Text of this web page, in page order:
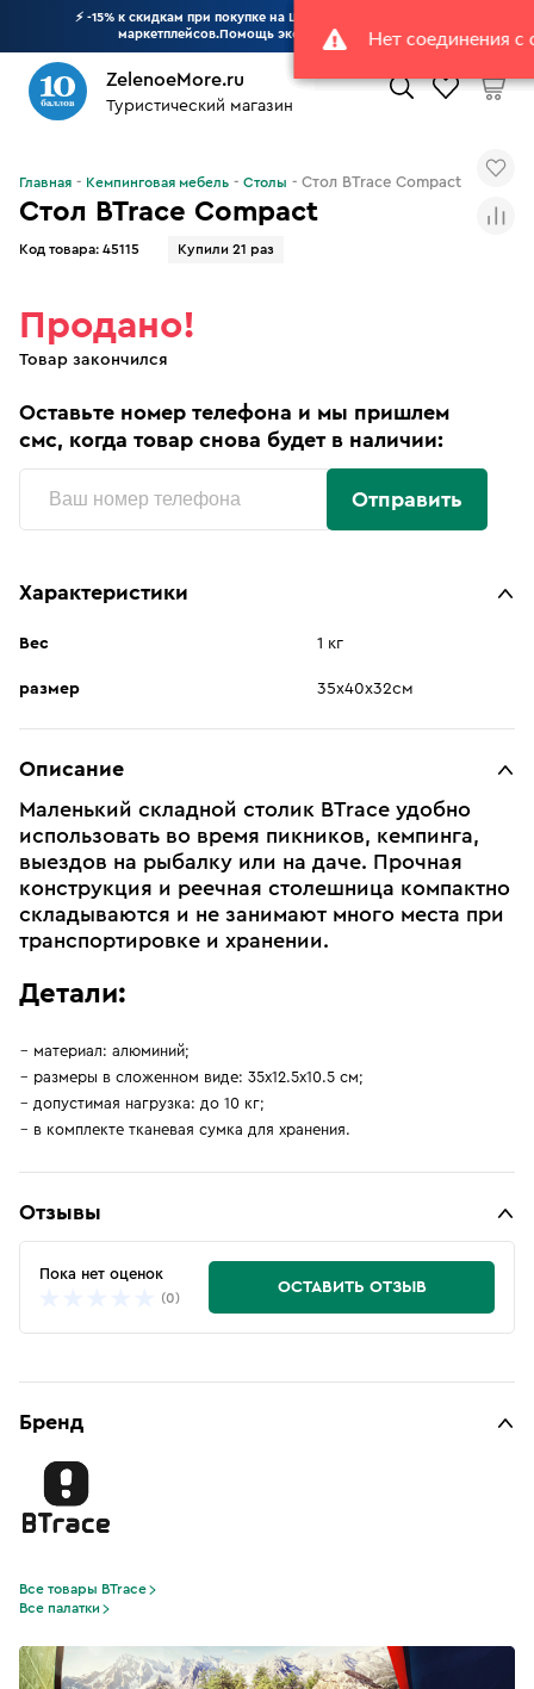
⚡ -15% к скидкам при покупке на Шаболовке 23. Цены ниже
маркетплейсов.Помощь эксперта в выборе>>
ZelenoeMore.ru
Туристический магазин
Стол BTrace Compact
Код товара: 45115 Купили 21 раз
Главная Кемпинговая мебель Столы Стол BTrace Compact
Продано!
Товар закончился
Оставьте номер телефона и мы пришлем
смс, когда товар снова будет в наличии:
Отправить
Характеристики
Вес 1 кг
размер 35х40х32см
Описание
Маленький складной столик BTrace удобно
использовать во время пикников, кемпинга,
выездов на рыбалку или на даче. Прочная
конструкция и реечная столешница компактно
складываются и не занимают много места при
транспортировке и хранении.
Детали:
материал: алюминий;
размеры в сложенном виде: 35х12.5х10.5 см;
допустимая нагрузка: до 10 кг;
в комплекте тканевая сумка для хранения.
Отзывы
Пока нет оценок
(0)
ОСТАВИТЬ ОТЗЫВ
Бренд
Все товары BTrace
Все палатки